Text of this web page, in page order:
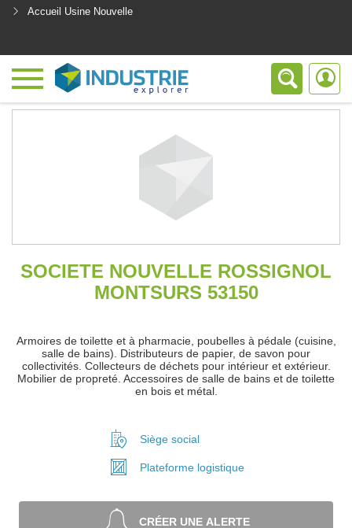
Accueil Usine Nouvelle
SOCIETE NOUVELLE ROSSIGNOL
MONTSURS 53150
Armoires de toilette et à pharmacie, poubelles à pédale (cuisine,
salle de bains). Distributeurs de papier, de savon pour
collectivités. Collecteurs de déchets pour intérieur et extérieur.
Mobilier de propreté. Accessoires de salle de bains et de toilette
en bois et métal.
Siège social
Plateforme logistique
CRÉER UNE ALERTE